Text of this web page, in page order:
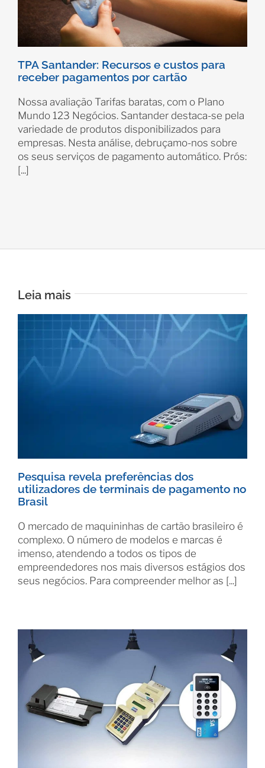
TPA Santander: Recursos e custos para
receber pagamentos por cartão
Nossa avaliação Tarifas baratas, com o Plano
Mundo 123 Negócios. Santander destaca-se pela
variedade de produtos disponibilizados para
empresas. Nesta análise, debruçamo-nos sobre
os seus serviços de pagamento automático. Prós:
[...]
Leia mais
Pesquisa revela preferências dos
utilizadores de terminais de pagamento no
Brasil
O mercado de maquininhas de cartão brasileiro é
complexo. O número de modelos e marcas é
imenso, atendendo a todos os tipos de
empreendedores nos mais diversos estágios dos
seus negócios. Para compreender melhor as [...]